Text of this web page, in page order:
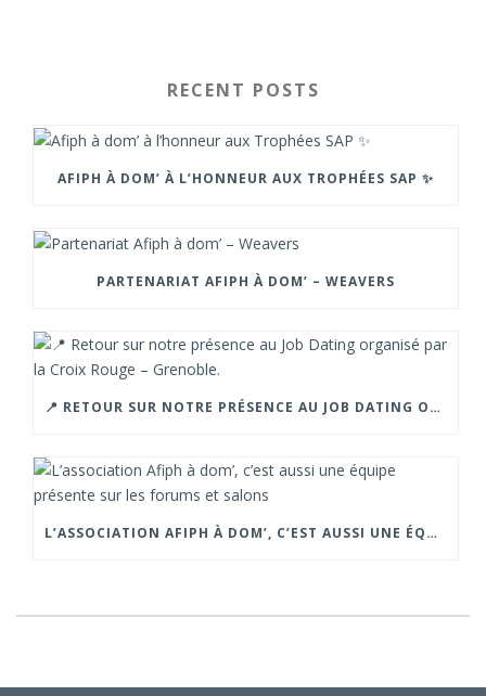
RECENT POSTS
AFIPH À DOM’ À L’HONNEUR AUX TROPHÉES SAP ✨
PARTENARIAT AFIPH À DOM’ – WEAVERS
📍 RETOUR SUR NOTRE PRÉSENCE AU JOB DATING ORGANISÉ PAR LA CROIX ROUGE – GRENOBLE.
L’ASSOCIATION AFIPH À DOM’, C’EST AUSSI UNE ÉQUIPE PRÉSENTE SUR LES FORUMS ET SALONS